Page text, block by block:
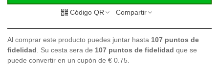
Código QR Compartir
Al comprar este producto puedes juntar hasta 107 puntos de
fidelidad . Su cesta sera de 107 puntos de fidelidad que se
puede convertir en un cupón de € 0.75